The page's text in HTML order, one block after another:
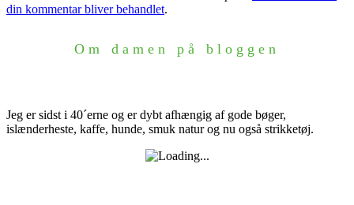
din kommentar bliver behandlet.
Om damen på bloggen
Jeg er sidst i 40´erne og er dybt afhængig af gode bøger,
islænderheste, kaffe, hunde, smuk natur og nu også strikketøj.